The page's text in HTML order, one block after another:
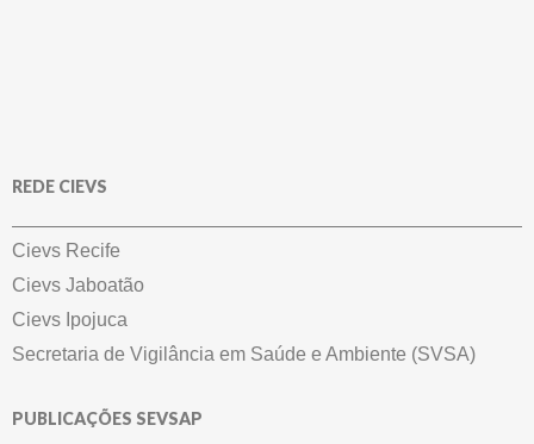
REDE CIEVS
Cievs Recife
Cievs Jaboatão
Cievs Ipojuca
Secretaria de Vigilância em Saúde e Ambiente (SVSA)
PUBLICAÇÕES SEVSAP